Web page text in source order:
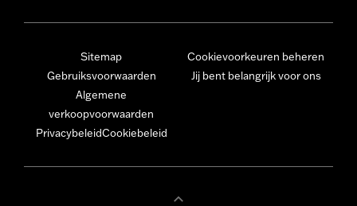
Sitemap
Gebruiksvoorwaarden
Algemene
verkoopvoorwaarden
PrivacybeleidCookiebeleid
Cookievoorkeuren beheren
Jij bent belangrijk voor ons